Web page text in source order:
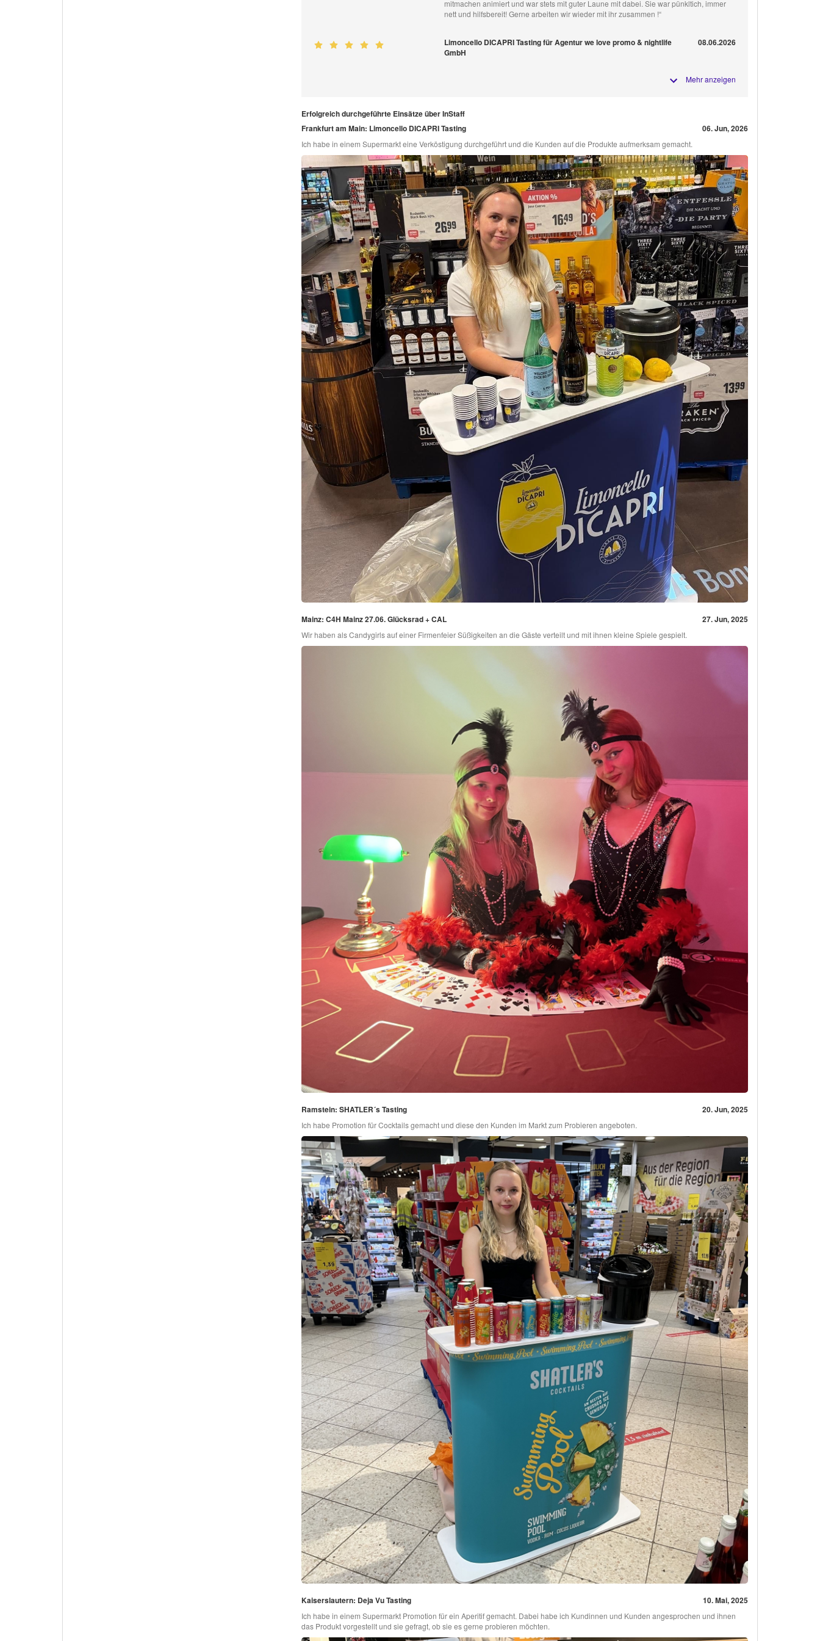
mitmachen animiert und war stets mit guter Laune mit dabei. Sie war pünkltich, immer
nett und hilfsbereit! Gerne arbeiten wir wieder mit ihr zusammen !“
Limoncello DICAPRI Tasting für Agentur we love promo & nightlife
GmbH
08.06.2026
Mehr anzeigen
Erfolgreich durchgeführte Einsätze über InStaff
Frankfurt am Main: Limoncello DICAPRI Tasting
06. Jun, 2026
Ich habe in einem Supermarkt eine Verköstigung durchgeführt und die Kunden auf die Produkte aufmerksam gemacht.
Mainz: C4H Mainz 27.06. Glücksrad + CAL 27. Jun, 2025
Wir haben als Candygirls auf einer Firmenfeier Süßigkeiten an die Gäste verteilt und mit ihnen kleine Spiele gespielt.
Ramstein: SHATLER´s Tasting 20. Jun, 2025
Ich habe Promotion für Cocktails gemacht und diese den Kunden im Markt zum Probieren angeboten.
Kaiserslautern: Deja Vu Tasting 10. Mai, 2025
Ich habe in einem Supermarkt Promotion für ein Aperitif gemacht. Dabei habe ich Kundinnen und Kunden angesprochen und ihnen
das Produkt vorgestellt und sie gefragt, ob sie es gerne probieren möchten.